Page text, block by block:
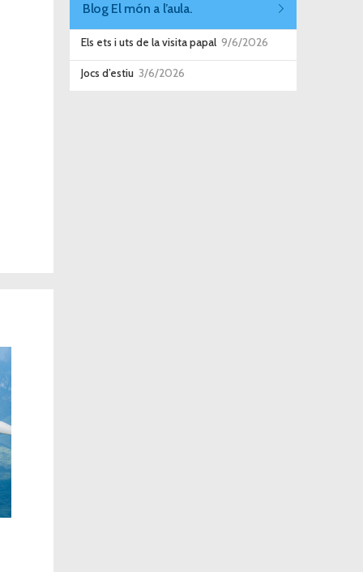
Blog El món a l’aula.
Els ets i uts de la visita papal 9/6/2026
Jocs d’estiu 3/6/2026